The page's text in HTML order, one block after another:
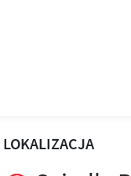
LOKALIZACJA